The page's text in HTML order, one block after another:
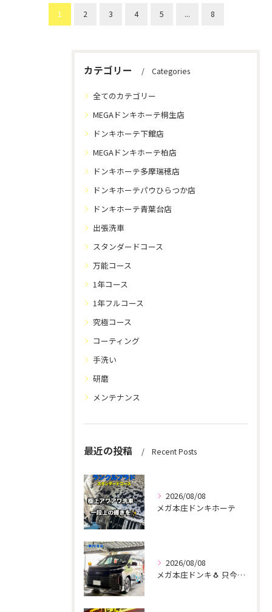
1 2 3 4 5 ... 8
カテゴリー Categories
全てのカテゴリー
MEGAドンキホーテ桐生店
ドンキホーテ下館店
MEGAドンキホーテ柏店
ドンキホーテ多摩瑞穂店
ドンキホーテパウひらつか店
ドンキホーテ青葉台店
出張洗車
スタンダードコース
万能コース
1年コース
1年フルコース
究極コース
コーティング
手洗い
研磨
メンテナンス
最近の投稿 Recent Posts
2026/08/08
メガ本庄ドンキホーテ
2026/08/08
メガ本庄ドンキ🐧 只今イベント出店中🎶 ヴォクシー ご新規様...